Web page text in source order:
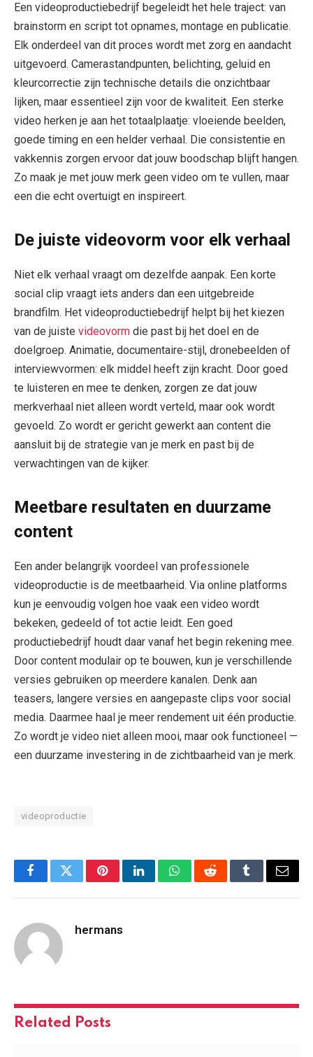
Een videoproductiebedrijf begeleidt het hele traject: van
brainstorm en script tot opnames, montage en publicatie.
Elk onderdeel van dit proces wordt met zorg en aandacht
uitgevoerd. Camerastandpunten, belichting, geluid en
kleurcorrectie zijn technische details die onzichtbaar
lijken, maar essentieel zijn voor de kwaliteit. Een sterke
video herken je aan het totaalplaatje: vloeiende beelden,
goede timing en een helder verhaal. Die consistentie en
vakkennis zorgen ervoor dat jouw boodschap blijft hangen.
Zo maak je met jouw merk geen video om te vullen, maar
een die echt overtuigt en inspireert.
De juiste videovorm voor elk verhaal
Niet elk verhaal vraagt om dezelfde aanpak. Een korte
social clip vraagt iets anders dan een uitgebreide
brandfilm. Het videoproductiebedrijf helpt bij het kiezen
van de juiste videovorm die past bij het doel en de
doelgroep. Animatie, documentaire-stijl, dronebeelden of
interviewvormen: elk middel heeft zijn kracht. Door goed
te luisteren en mee te denken, zorgen ze dat jouw
merkverhaal niet alleen wordt verteld, maar ook wordt
gevoeld. Zo wordt er gericht gewerkt aan content die
aansluit bij de strategie van je merk en past bij de
verwachtingen van de kijker.
Meetbare resultaten en duurzame
content
Een ander belangrijk voordeel van professionele
videoproductie is de meetbaarheid. Via online platforms
kun je eenvoudig volgen hoe vaak een video wordt
bekeken, gedeeld of tot actie leidt. Een goed
productiebedrijf houdt daar vanaf het begin rekening mee.
Door content modulair op te bouwen, kun je verschillende
versies gebruiken op meerdere kanalen. Denk aan
teasers, langere versies en aangepaste clips voor social
media. Daarmee haal je meer rendement uit één productie.
Zo wordt je video niet alleen mooi, maar ook functioneel —
een duurzame investering in de zichtbaarheid van je merk.
videoproductie
FacebookTwitterPinterestLinkedInWhatsAppRedditTumblrEmail
hermans
Related Posts